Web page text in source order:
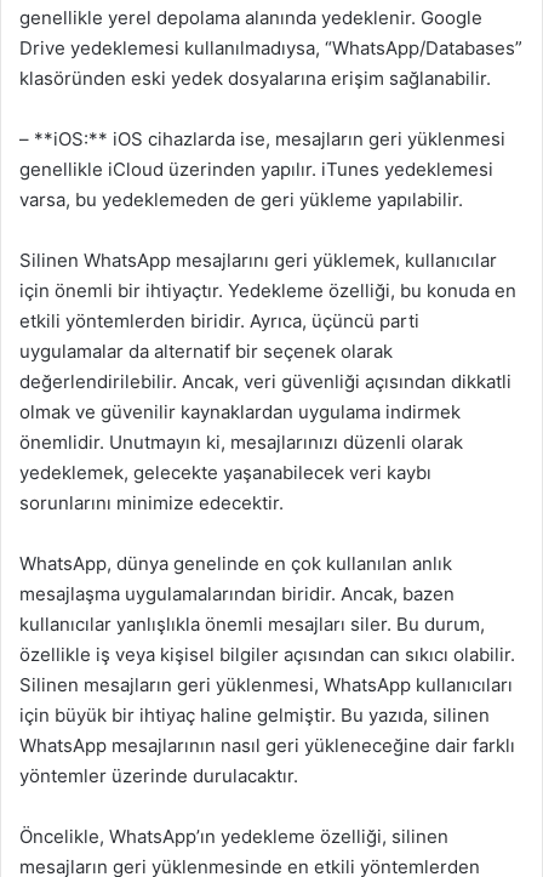
genellikle yerel depolama alanında yedeklenir. Google
Drive yedeklemesi kullanılmadıysa, “WhatsApp/Databases”
klasöründen eski yedek dosyalarına erişim sağlanabilir.
– **iOS:** iOS cihazlarda ise, mesajların geri yüklenmesi
genellikle iCloud üzerinden yapılır. iTunes yedeklemesi
varsa, bu yedeklemeden de geri yükleme yapılabilir.
Silinen WhatsApp mesajlarını geri yüklemek, kullanıcılar
için önemli bir ihtiyaçtır. Yedekleme özelliği, bu konuda en
etkili yöntemlerden biridir. Ayrıca, üçüncü parti
uygulamalar da alternatif bir seçenek olarak
değerlendirilebilir. Ancak, veri güvenliği açısından dikkatli
olmak ve güvenilir kaynaklardan uygulama indirmek
önemlidir. Unutmayın ki, mesajlarınızı düzenli olarak
yedeklemek, gelecekte yaşanabilecek veri kaybı
sorunlarını minimize edecektir.
WhatsApp, dünya genelinde en çok kullanılan anlık
mesajlaşma uygulamalarından biridir. Ancak, bazen
kullanıcılar yanlışlıkla önemli mesajları siler. Bu durum,
özellikle iş veya kişisel bilgiler açısından can sıkıcı olabilir.
Silinen mesajların geri yüklenmesi, WhatsApp kullanıcıları
için büyük bir ihtiyaç haline gelmiştir. Bu yazıda, silinen
WhatsApp mesajlarının nasıl geri yükleneceğine dair farklı
yöntemler üzerinde durulacaktır.
Öncelikle, WhatsApp’ın yedekleme özelliği, silinen
mesajların geri yüklenmesinde en etkili yöntemlerden